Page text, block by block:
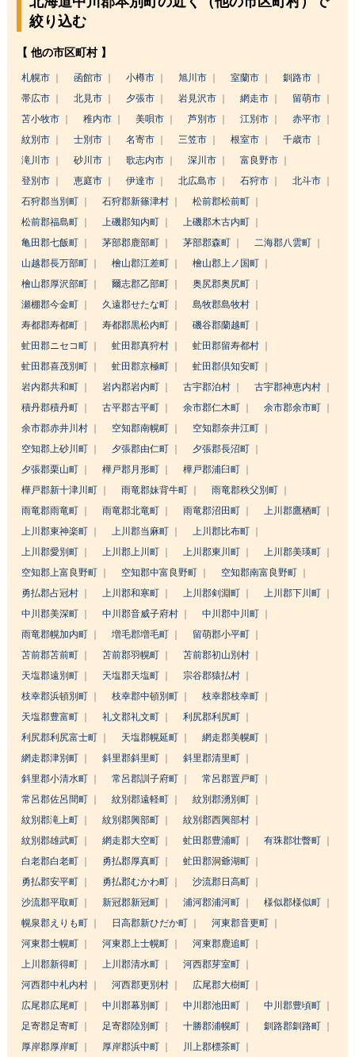
絞り込む
【 他の市区町村 】
札幌市 函館市 小樽市 旭川市 室蘭市
釧路市
帯広市
北見市 夕張市 岩見沢市 網走市
留萌市
苫小牧市
稚内市 美唄市 芦別市 江別市
赤平市
紋別市
士別市 名寄市 三笠市 根室市
千歳市
滝川市
砂川市 歌志内市 深川市
富良野市
登別市
恵庭市 伊達市 北広島市 石狩市
北斗市
石狩郡当別町
石狩郡新篠津村
松前郡松前町
松前郡福島町
上磯郡知内町
上磯郡木古内町
亀田郡七飯町
茅部郡鹿部町 茅部郡森町
二海郡八雲町
山越郡長万部町
檜山郡江差町
檜山郡上ノ国町
檜山郡厚沢部町
爾志郡乙部町
奥尻郡奥尻町
瀬棚郡今金町
久遠郡せたな町
島牧郡島牧村
寿都郡寿都町
寿都郡黒松内町
磯谷郡蘭越町
虻田郡ニセコ町
虻田郡真狩村
虻田郡留寿都村
虻田郡喜茂別町
虻田郡京極町
虻田郡倶知安町
岩内郡共和町
岩内郡岩内町 古宇郡泊村
古宇郡神恵内村
積丹郡積丹町
古平郡古平町 余市郡仁木町
余市郡余市町
余市郡赤井川村
空知郡南幌町
空知郡奈井江町
空知郡上砂川町
夕張郡由仁町
夕張郡長沼町
夕張郡栗山町
樺戸郡月形町
樺戸郡浦臼町
樺戸郡新十津川町
雨竜郡妹背牛町
雨竜郡秩父別町
雨竜郡雨竜町
雨竜郡北竜町 雨竜郡沼田町
上川郡鷹栖町
上川郡東神楽町
上川郡当麻町
上川郡比布町
上川郡愛別町
上川郡上川町 上川郡東川町
上川郡美瑛町
空知郡上富良野町
空知郡中富良野町
空知郡南富良野町
勇払郡占冠村
上川郡和寒町 上川郡剣淵町
上川郡下川町
中川郡美深町
中川郡音威子府村
中川郡中川町
雨竜郡幌加内町
増毛郡増毛町
留萌郡小平町
苫前郡苫前町
苫前郡羽幌町
苫前郡初山別村
天塩郡遠別町
天塩郡天塩町
宗谷郡猿払村
枝幸郡浜頓別町
枝幸郡中頓別町
枝幸郡枝幸町
天塩郡豊富町
礼文郡礼文町
利尻郡利尻町
利尻郡利尻富士町
天塩郡幌延町
網走郡美幌町
網走郡津別町
斜里郡斜里町
斜里郡清里町
斜里郡小清水町
常呂郡訓子府町
常呂郡置戸町
常呂郡佐呂間町
紋別郡遠軽町
紋別郡湧別町
紋別郡滝上町
紋別郡興部町
紋別郡西興部村
紋別郡雄武町
網走郡大空町 虻田郡豊浦町
有珠郡壮瞥町
白老郡白老町
勇払郡厚真町
虻田郡洞爺湖町
勇払郡安平町
勇払郡むかわ町
沙流郡日高町
沙流郡平取町
新冠郡新冠町 浦河郡浦河町
様似郡様似町
幌泉郡えりも町
日高郡新ひだか町
河東郡音更町
河東郡士幌町
河東郡上士幌町
河東郡鹿追町
上川郡新得町
上川郡清水町
河西郡芽室町
河西郡中札内村
河西郡更別村
広尾郡大樹町
広尾郡広尾町
中川郡幕別町 中川郡池田町
中川郡豊頃町
足寄郡足寄町
足寄郡陸別町 十勝郡浦幌町
釧路郡釧路町
厚岸郡厚岸町
厚岸郡浜中町
川上郡標茶町